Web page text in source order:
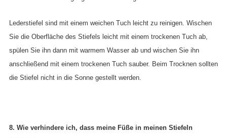
Lederstiefel sind mit einem weichen Tuch leicht zu reinigen. Wischen
Sie die Oberfläche des Stiefels leicht mit einem trockenen Tuch ab,
spülen Sie ihn dann mit warmem Wasser ab und wischen Sie ihn
anschließend mit einem trockenen Tuch sauber. Beim Trocknen sollten
die Stiefel nicht in die Sonne gestellt werden.
8. Wie verhindere ich, dass meine Füße in meinen Stiefeln